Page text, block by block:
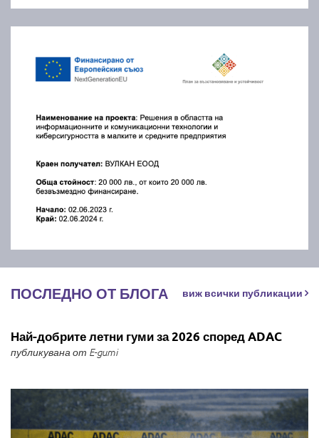
ПОСЛЕДНО ОТ БЛОГА виж всички публикации
Най-добрите летни гуми за 2026 според ADAC
публикувана от E-gumi